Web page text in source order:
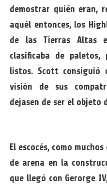
demostrar quién eran,
aquél entonces, los
de las Tierras Altas
clasificaba de
listos. Scott consiguió
visión de sus
dejasen de ser el objeto
El escocés, como
de arena en la
que llegó con Gerorge